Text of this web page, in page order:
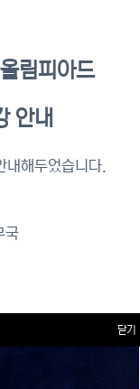
림피아드
안내
내해두었습니다.
국
닫기